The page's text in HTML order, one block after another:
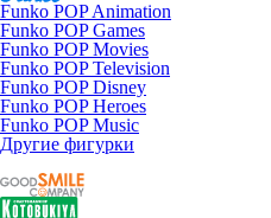
Funko POP Animation
Funko POP Games
Funko POP Movies
Funko POP Television
Funko POP Disney
Funko POP Heroes
Funko POP Music
Другие фигурки